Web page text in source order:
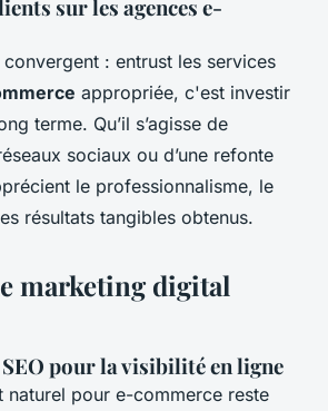
sur les agences e-
: entrust les services
appropriée, c'est investir
terme. Qu’il s’agisse de
sociaux ou d’une refonte
le professionnalisme, le
résultats tangibles obtenus.
marketing digital
pour la visibilité en ligne
naturel pour e-commerce reste